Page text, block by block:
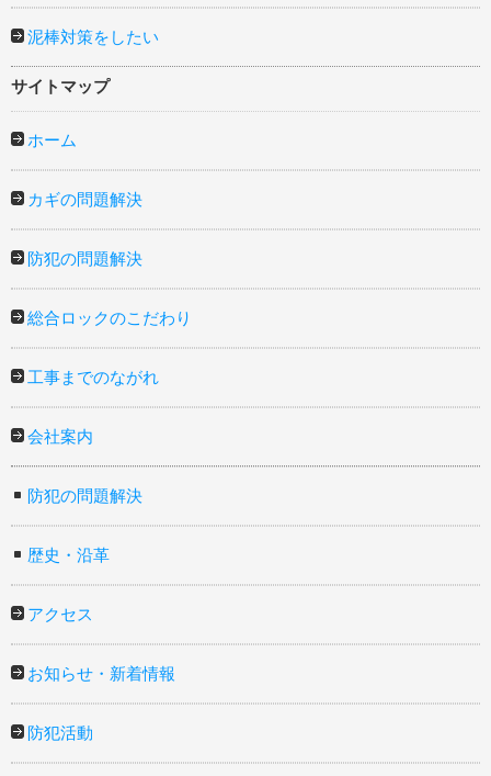
泥棒対策をしたい
サイトマップ
ホーム
カギの問題解決
防犯の問題解決
総合ロックのこだわり
工事までのながれ
会社案内
防犯の問題解決
歴史・沿革
アクセス
お知らせ・新着情報
防犯活動